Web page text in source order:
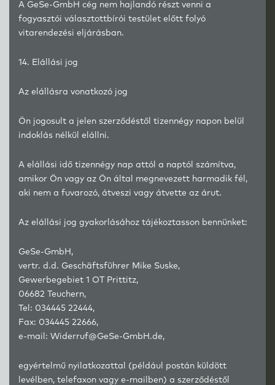
A GeSe-GmbH cég nem hajlandó részt venni a
fogyasztói választottbírói testület előtt folyó
vitarendezési eljárásban.
14. Elállási jog
Az elállásra vonatkozó jog
Ön jogosult a jelen szerződéstől tizennégy napon belül
indoklás nélkül elállni.
A elállási idő tizennégy nap attól a naptól számítva,
amikor Ön vagy az Ön által megnevezett harmadik fél,
aki nem a fuvarozó, átveszi vagy átvette az árut.
Az elállási jog gyakorlásához tájékoztasson bennünket:
GeSe-GmbH,
vertr. d.d. Geschäftsführer Mike Suske,
Gewerbegebiet 1 OT Prittitz,
06682 Teuchern,
Tel: 034445 22444,
Fax: 034445 22666,
e-mail: Widerruf@GeSe-GmbH.de,
egyértelmű nyilatkozattal (például postán küldött
levélben, telefaxon vagy e-mailben) a szerződéstől